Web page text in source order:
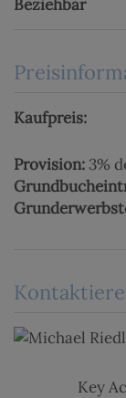
Beziehbar
Kaufpreis:
Provision: 3%
Key